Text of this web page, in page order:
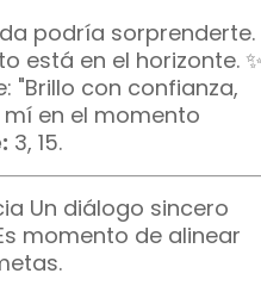
podría sorprenderte.
está en el horizonte. ✨
"Brillo con confianza,
en el momento
3, 15.
Un diálogo sincero
momento de alinear